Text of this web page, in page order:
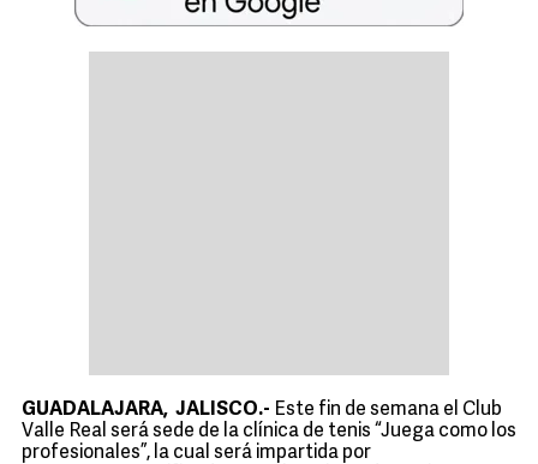
GUADALAJARA, JALISCO.- Este fin de semana el Club
Valle Real será sede de la clínica de tenis “Juega como los
profesionales”, la cual será impartida por